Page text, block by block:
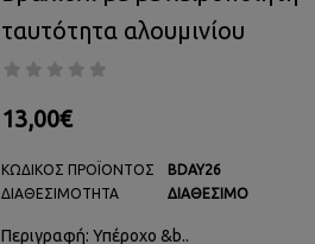
ταυτότητα αλουμινίου
13,00€
ΚΩΔΙΚΌΣ ΠΡΟΪΌΝΤΟΣ
ΔΙΑΘΕΣΙΜΌΤΗΤΑ
BDAY26
ΔΙΑΘΈΣΙΜΟ
Περιγραφή: Υπέροχο &b..